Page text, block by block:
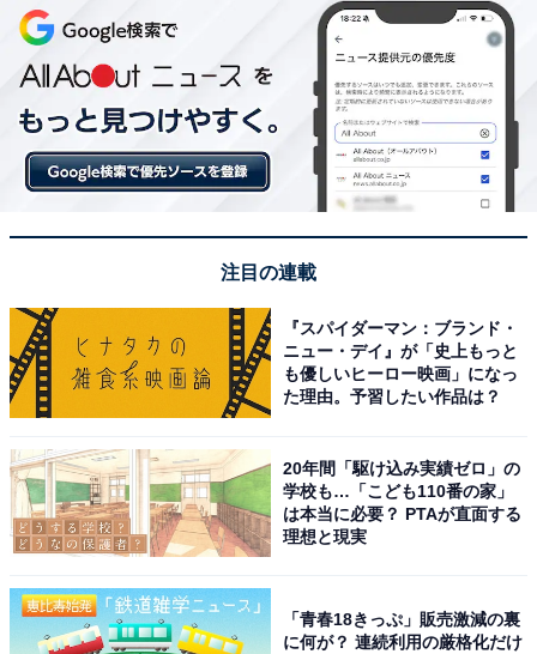
加水加温なしの源泉100%かけ流しの天然温泉が楽
しめる
有名シェフやパティシエが手がける料理やスイーツ
が美味しい
設が魅力的
注目の連載
『スパイダーマン：ブランド・
ニュー・デイ』が「史上もっと
も優しいヒーロー映画」になっ
た理由。予習したい作品は？
20年間「駆け込み実績ゼロ」の
学校も…「こども110番の家」
は本当に必要？ PTAが直面する
理想と現実
「青春18きっぷ」販売激減の裏
に何が？ 連続利用の厳格化だけ